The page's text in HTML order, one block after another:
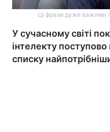
Ці фрази дуже важливі
У сучасному світі
інтелекту поступово
списку